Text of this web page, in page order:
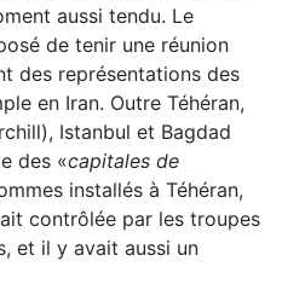
aussi tendu. Le
de tenir une réunion
des représentations des
en Iran. Outre Téhéran,
Istanbul et Bagdad
des «capitales de
installés à Téhéran,
contrôlée par les troupes
et il y avait aussi un